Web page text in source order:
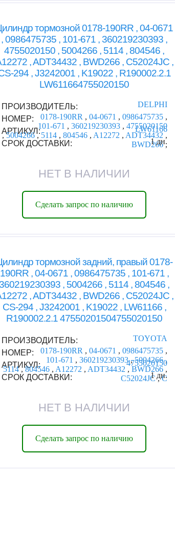
тормозной 0178-190RR , 04-0671
, 0986475735 , 101-671 , 360219230393 ,
4755020150 , 5004266 , 5114 , 804546 ,
, ADT34432 , BWD266 , C52024JC ,
294 , J3242001 , K19022 , R190002.2.1
LW611664755020150
ПРОИЗВОДИТЕЛЬ:
DELPHI
НОМЕР:
0178-190RR , 04-0671 , 0986475735 ,
101-671 , 360219230393 , 4755020150
,5004266,5114 , 804546 , A12272 , ADT34432 ,
BWD266,
АРТИКУЛ:
LW61166
СРОК ДОСТАВКИ:
1 дн.
НЕТ В НАЛИЧИИ
Сделать запрос по наличию
тормозной задний, правый 0178-
190RR , 04-0671 , 0986475735 , 101-671 ,
, 5004266 , 5114 , 804546 ,
, ADT34432 , BWD266 , C52024JC ,
CS-294 , J3242001 , K19022 , LW61166 ,
R190002.2.1 47550201504755020150
ПРОИЗВОДИТЕЛЬ:
TOYOTA
НОМЕР:
0178-190RR , 04-0671 , 0986475735 ,
101-671 , 360219230393,5004266,
5114,804546 , A12272 , ADT34432 , BWD266 ,
C52024JC,C
АРТИКУЛ:
4755020150
СРОК ДОСТАВКИ:
1 дн.
НЕТ В НАЛИЧИИ
Сделать запрос по наличию